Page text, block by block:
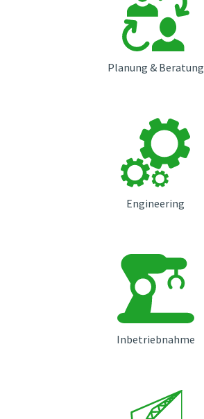
Planung & Beratung
Engineering
Inbetriebnahme